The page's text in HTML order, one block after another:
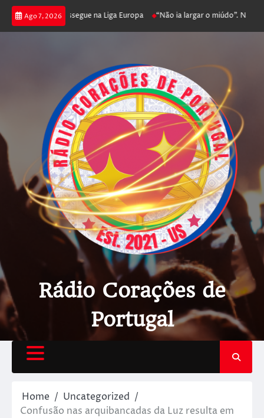
Ago 7, 2026
poker e prossegue na Liga Europa “Não ia largar o miúdo”.
Rádio Corações de
Portugal
Home
Uncategorized
Confusão nas arquibancadas da Luz resulta em